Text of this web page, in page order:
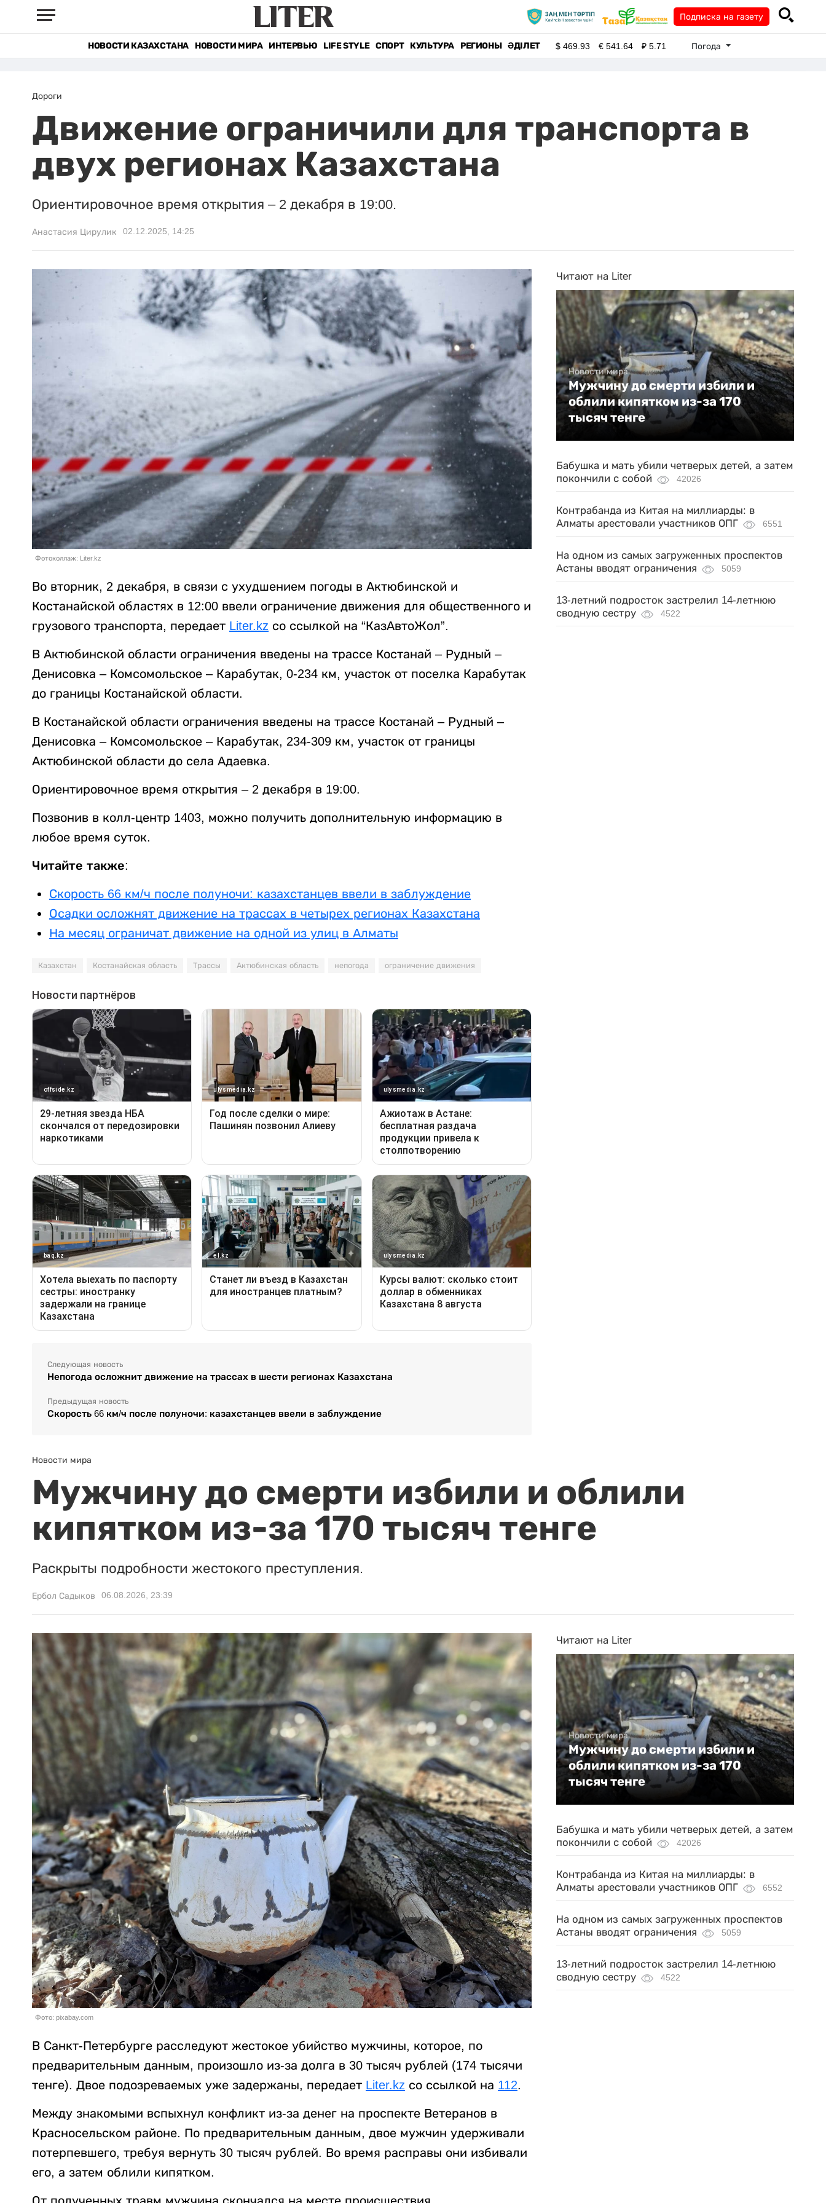
Подписка на газету
НОВОСТИ КАЗАХСТАНА НОВОСТИ МИРА ИНТЕРВЬЮ LIFE STYLE СПОРТ КУЛЬТУРА РЕГИОНЫ ӘДІЛЕТ $469.93 €541.64 ₽5.71 Погода
Дороги
Движение ограничили для транспорта в
двух регионах Казахстана
Ориентировочное время открытия – 2 декабря в 19:00.
Анастасия Цирулик 02.12.2025, 14:25
Фотоколлаж: Liter.kz
Во вторник, 2 декабря, в связи с ухудшением погоды в Актюбинской и
Костанайской областях в 12:00 ввели ограничение движения для общественного и
грузового транспорта, передает Liter.kz со ссылкой на “КазАвтоЖол”.
В Актюбинской области ограничения введены на трассе Костанай – Рудный –
Денисовка – Комсомольское – Карабутак, 0-234 км, участок от поселка Карабутак
до границы Костанайской области.
В Костанайской области ограничения введены на трассе Костанай – Рудный –
Денисовка – Комсомольское – Карабутак, 234-309 км, участок от границы
Актюбинской области до села Адаевка.
Ориентировочное время открытия – 2 декабря в 19:00.
Позвонив в колл-центр 1403, можно получить дополнительную информацию в
любое время суток.
Читайте также:
Скорость 66 км/ч после полуночи: казахстанцев ввели в заблуждение
Осадки осложнят движение на трассах в четырех регионах Казахстана
На месяц ограничат движение на одной из улиц в Алматы
Казахстан Костанайская область Трассы Актюбинская область непогода ограничение движения
Следующая новость
Непогода осложнит движение на трассах в шести регионах Казахстана
Предыдущая новость
Скорость 66 км/ч после полуночи: казахстанцев ввели в заблуждение
Читают на Liter
Новости мира
Мужчину до смерти избили и
облили кипятком из-за 170
тысяч тенге
Бабушка и мать убили четверых детей, а затем
покончили с собой
42026
Контрабанда из Китая на миллиарды: в
Алматы арестовали участников ОПГ
6551
На одном из самых загруженных проспектов
Астаны вводят ограничения
5059
13-летний подросток застрелил 14-летнюю
сводную сестру
4522
Новости мира
Мужчину до смерти избили и облили
кипятком из-за 170 тысяч тенге
Раскрыты подробности жестокого преступления.
Ербол Садыков 06.08.2026, 23:39
Фото: pixabay.com
В Санкт-Петербурге расследуют жестокое убийство мужчины, которое, по
предварительным данным, произошло из-за долга в 30 тысяч рублей (174 тысячи
тенге). Двое подозреваемых уже задержаны, передает Liter.kz со ссылкой на 112.
Между знакомыми вспыхнул конфликт из-за денег на проспекте Ветеранов в
Красносельском районе. По предварительным данным, двое мужчин удерживали
потерпевшего, требуя вернуть 30 тысяч рублей. Во время расправы они избивали
его, а затем облили кипятком.
Читают на Liter
Новости мира
Мужчину до смерти избили и
облили кипятком из-за 170
тысяч тенге
Бабушка и мать убили четверых детей, а затем
покончили с собой
42026
Контрабанда из Китая на миллиарды: в
Алматы арестовали участников ОПГ
6552
На одном из самых загруженных проспектов
Астаны вводят ограничения
5059
13-летний подросток застрелил 14-летнюю
сводную сестру
4522